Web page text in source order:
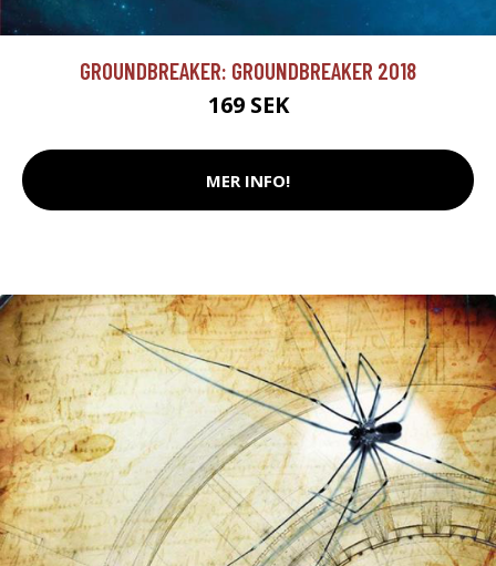
GROUNDBREAKER: GROUNDBREAKER 2018
169 SEK
MER INFO!